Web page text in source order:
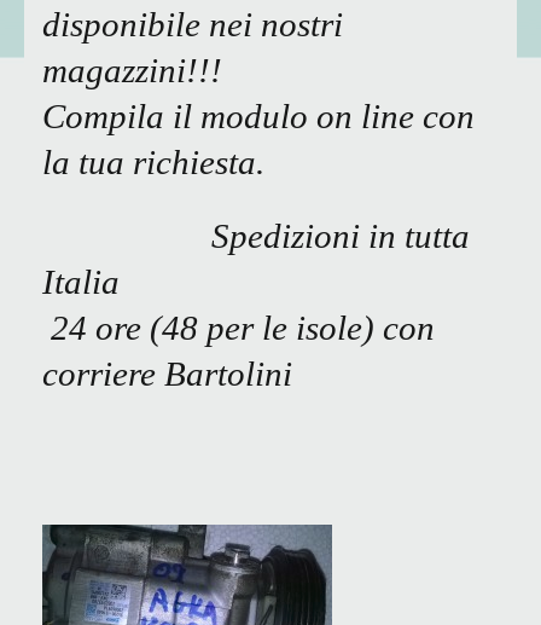
disponibile nei nostri
magazzini!!!
Compila il modulo on line con
la tua richiesta.
Spedizioni in tutta
Italia
24 ore (48 per le isole) con
corriere Bartolini